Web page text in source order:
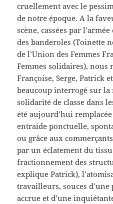
cruellement avec le
de notre époque. A la
scène, cassées par
des banderoles (Toinette
de l’Union des Femmes
Femmes solidaires), nous
Françoise, Serge, Patrick
beaucoup interrogé sur
solidarité de classe dans
été aujourd’hui
entraide ponctuelle,
ou grâce aux
par un éclatement du
fractionnement des
explique Patrick),
travailleurs, souces
accrue et d’une